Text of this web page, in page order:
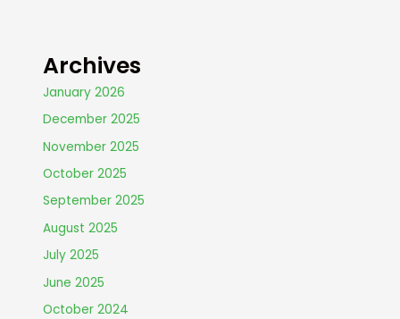
Archives
January 2026
December 2025
November 2025
October 2025
September 2025
August 2025
July 2025
June 2025
October 2024